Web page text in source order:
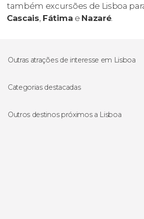
também excursões de Lisboa
Cascais,Fátima e Nazaré.
Outras atrações de interesse em Lisboa
Torre de Belém
Padrão dos Descobrimentos
Categorias destacadas
Free Tour
Outros destinos próximos a Lisboa